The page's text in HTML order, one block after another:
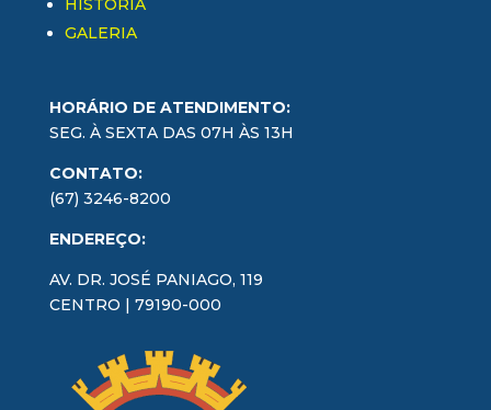
HISTÓRIA
GALERIA
HORÁRIO DE ATENDIMENTO:
SEG. À SEXTA DAS 07H ÀS 13H
CONTATO:
(67) 3246-8200
ENDEREÇO:
AV. DR. JOSÉ PANIAGO, 119
CENTRO | 79190-000